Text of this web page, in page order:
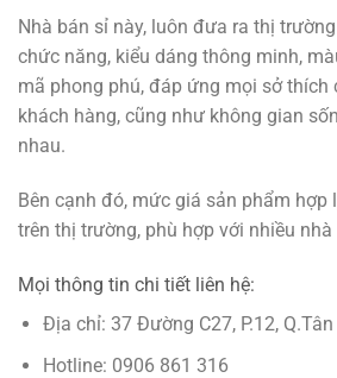
Nhà bán sỉ này, luôn đưa ra thị
chức năng, kiểu dáng thông minh,
mã phong phú, đáp ứng mọi sở thích
khách hàng, cũng như không gian
nhau.
Bên cạnh đó, mức giá sản phẩm hợp
trên thị trường, phù hợp với nhiều nhà
Mọi thông tin chi tiết liên hệ:
Địa chỉ: 37 Đường C27, P.12,
Hotline: 0906 861 316